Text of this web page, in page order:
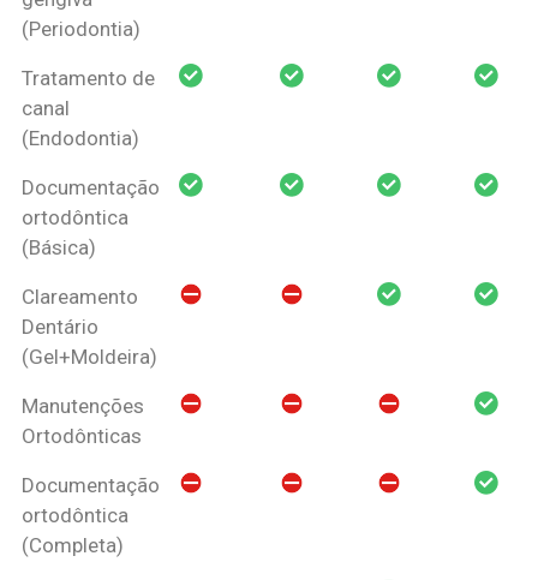
(Periodontia)
Tratamento de
canal
(Endodontia)
Documentação
ortodôntica
(Básica)
Clareamento
Dentário
(Gel+Moldeira)
Manutenções
Ortodônticas
Documentação
ortodôntica
(Completa)